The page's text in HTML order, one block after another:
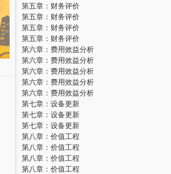
第五章：财务评价
第五章：财务评价
第五章：财务评价
第五章：财务评价
第六章：费用效益分析
第六章：费用效益分析
第六章：费用效益分析
第六章：费用效益分析
第六章：费用效益分析
第七章：设备更新
第七章：设备更新
第七章：设备更新
第八章：价值工程
第八章：价值工程
第八章：价值工程
第八章：价值工程